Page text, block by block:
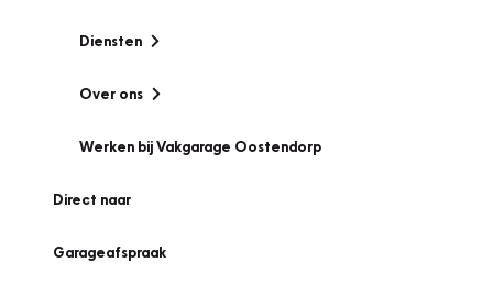
Diensten
Over ons
Werken bij Vakgarage Oostendorp
Direct naar
Garageafspraak